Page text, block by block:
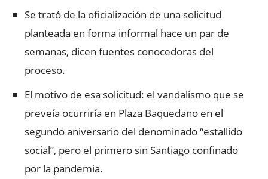
Se trató de la oficialización de una solicitud
planteada en forma informal hace un par de
semanas, dicen fuentes conocedoras del
proceso.
El motivo de esa solicitud: el vandalismo que se
preveía ocurriría en Plaza Baquedano en el
segundo aniversario del denominado “estallido
social”, pero el primero sin Santiago confinado
por la pandemia.